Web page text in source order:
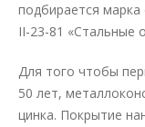
подбирается
II-23-81 «Стальные
Для того чтобы
50 лет,
цинка. Покрытие